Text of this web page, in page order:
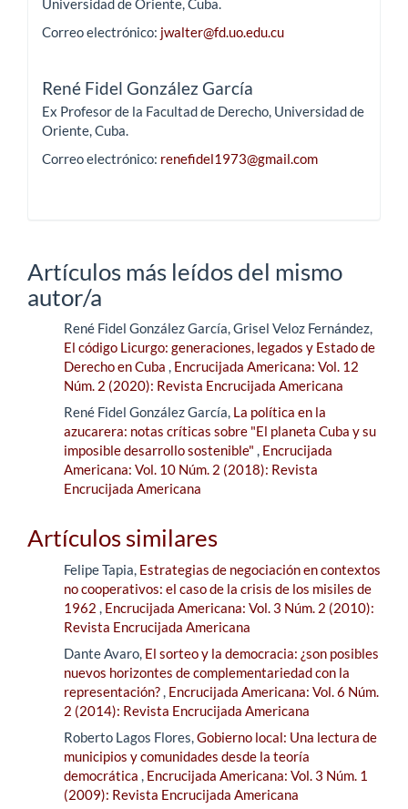
Universidad de Oriente, Cuba.
Correo electrónico: jwalter@fd.uo.edu.cu
René Fidel González García
Ex Profesor de la Facultad de Derecho, Universidad de
Oriente, Cuba.
Correo electrónico: renefidel1973@gmail.com
Artículos más leídos del mismo
autor/a
René Fidel González García, Grisel Veloz Fernández,
El código Licurgo: generaciones, legados y Estado de
Derecho en Cuba , Encrucijada Americana: Vol. 12
Núm. 2 (2020): Revista Encrucijada Americana
René Fidel González García, La política en la
azucarera: notas críticas sobre "El planeta Cuba y su
imposible desarrollo sostenible" , Encrucijada
Americana: Vol. 10 Núm. 2 (2018): Revista
Encrucijada Americana
Artículos similares
Felipe Tapia, Estrategias de negociación en contextos
no cooperativos: el caso de la crisis de los misiles de
1962 , Encrucijada Americana: Vol. 3 Núm. 2 (2010):
Revista Encrucijada Americana
Dante Avaro, El sorteo y la democracia: ¿son posibles
nuevos horizontes de complementariedad con la
representación?, Encrucijada Americana: Vol. 6 Núm.
2 (2014): Revista Encrucijada Americana
Roberto Lagos Flores,Gobierno local: Una lectura de
municipios y comunidades desde la teoría
democrática , Encrucijada Americana: Vol. 3 Núm. 1
(2009): Revista Encrucijada Americana